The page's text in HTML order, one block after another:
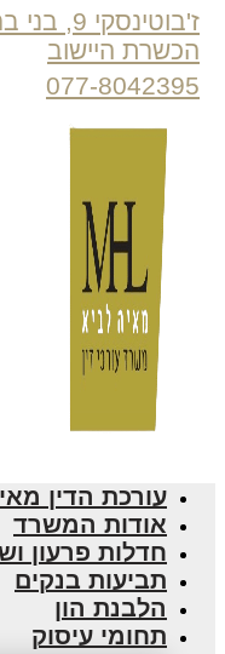
הכשרת היישוב
077-8042395
עורכת הדין
אודות המשרד
חדלות פרעון
תביעות בנקים
הלבנת הון
תחומי עיסוק